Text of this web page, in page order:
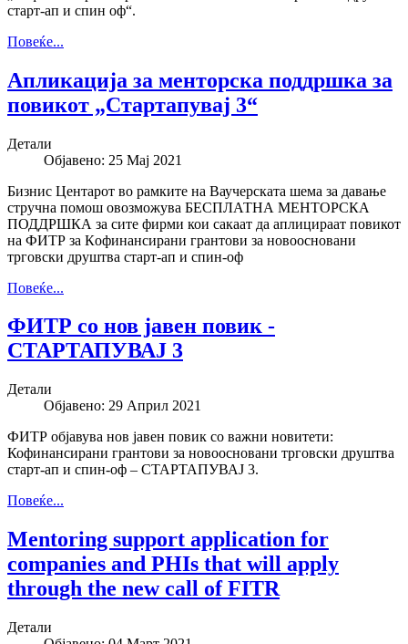
старт-ап и спин оф“.
Повеќе...
Апликација за менторска поддршка за
повикот „Стартапувај 3“
Детали
Објавено: 25 Мај 2021
Бизнис Центарот во рамките на Ваучерската шема за давање
стручна помош овозможува БЕСПЛАТНА МЕНТОРСКА
ПОДДРШКА за сите фирми кои сакаат да аплицираат повикот
на ФИТР за Кoфинансирани грантови за новоосновани
трговски друштва старт-ап и спин-оф
Повеќе...
ФИТР со нов јавен повик -
СТАРТАПУВАЈ 3
Детали
Објавено: 29 Април 2021
ФИТР објавува нов јавен повик со важни новитети:
Кофинансирани грантови за новоосновани трговски друштва
старт-ап и спин-оф – СТАРТАПУВАЈ 3.
Повеќе...
Mentoring support application for
companies and PHIs that will apply
through the new call of FITR
Детали